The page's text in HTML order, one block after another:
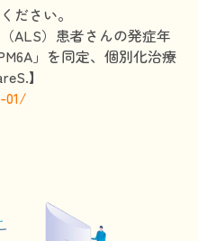
ださい。
ALS）患者さんの発症年
」を同定、個別化治療
】
01/